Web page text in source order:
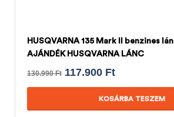
HUSQVARNA 135 Mark II benzines
AJÁNDÉK HUSQVARNA LÁNC
130.990Ft 117.900 Ft
KOSÁRBA TESZEM